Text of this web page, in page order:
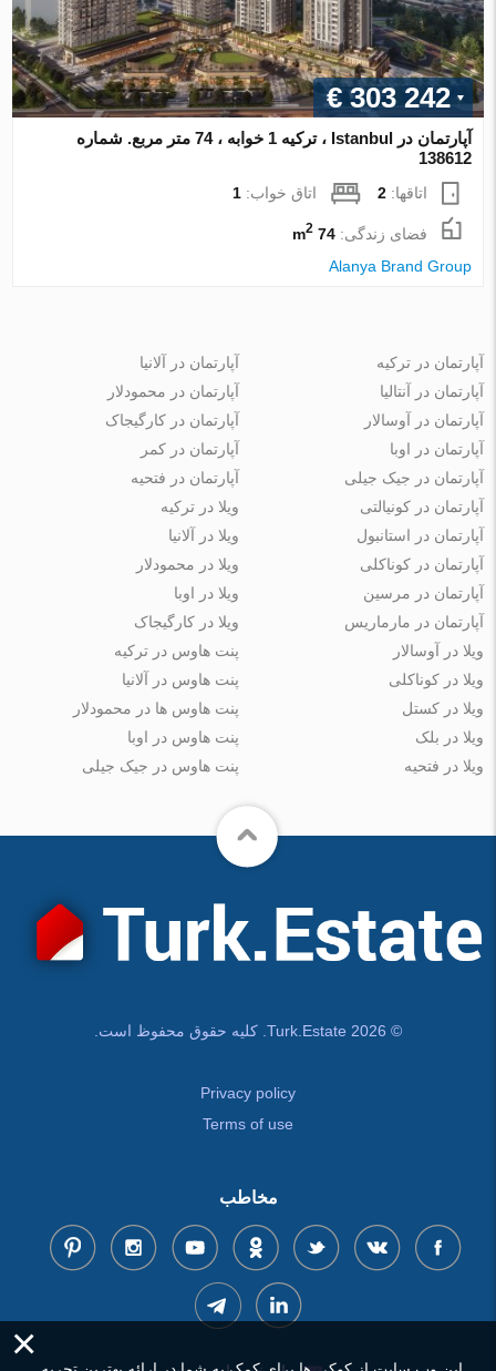
€ 303 242
آپارتمان در Istanbul ، ترکیه 1 خوابه ، 74 متر مربع. شماره
138612
اتاقها:2 اتاق خواب:1
فضای زندگی:74 m
2
Alanya Brand Group
آپارتمان در ترکیه
آپارتمان در آنتالیا
آپارتمان در آوسالار
آپارتمان در اوبا
آپارتمان در جیک جیلی
آپارتمان در آلانیا
آپارتمان در محمودلار
آپارتمان در کارگیجاک
آپارتمان در کمر
آپارتمان در فتحیه
آپارتمان در کونیالتی
آپارتمان در استانبول
آپارتمان در کوناکلی
آپارتمان در مرسین
آپارتمان در مارماریس
ویلا در ترکیه
ویلا در آلانیا
ویلا در محمودلار
ویلا در اوبا
ویلا در کارگیجاک
ویلا در آوسالار
ویلا در کوناکلی
ویلا در کستل
ویلا در بلک
ویلا در فتحیه
پنت هاوس در ترکیه
پنت هاوس در آلانیا
پنت هاوس ها در محمودلار
پنت هاوس در اوبا
پنت هاوس در جیک جیلی
© Turk.Estate 2026. کلیه حقوق محفوظ است.
Privacy policy
Terms of use
مخاطب
×